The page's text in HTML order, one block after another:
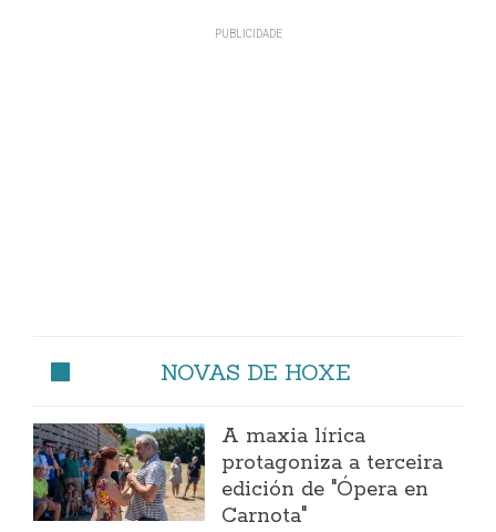
NOVAS DE HOXE
A maxia lírica
protagoniza a terceira
edición de "Ópera en
Carnota"